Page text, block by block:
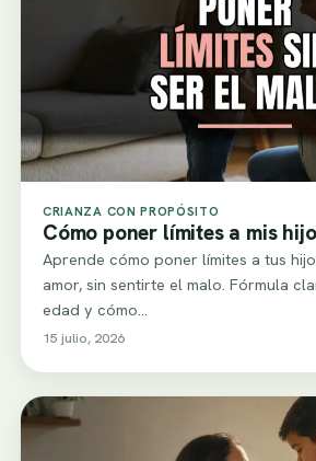
CRIANZA CON PROPÓSITO
Cómo poner límites a mis
Aprende cómo poner límites a tus
amor, sin sentirte el malo. Fórmula
edad y cómo…
15 julio, 2026